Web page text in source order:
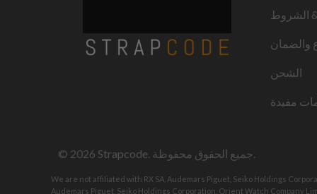
الشروط
والضمان
الشحن
مفيدة
© 2026 Strapcode
We are not affiliated with RX SA, Audemars Piguet, Seiko Holdings
Audemars Piguet, Seiko Holdings Corporation, Orient Watch Company